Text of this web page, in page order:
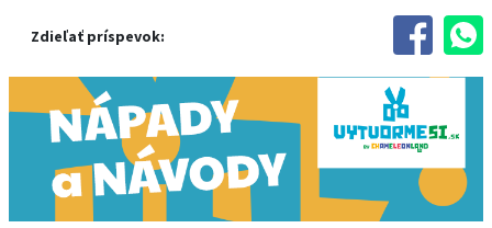
Zdieľať príspevok: